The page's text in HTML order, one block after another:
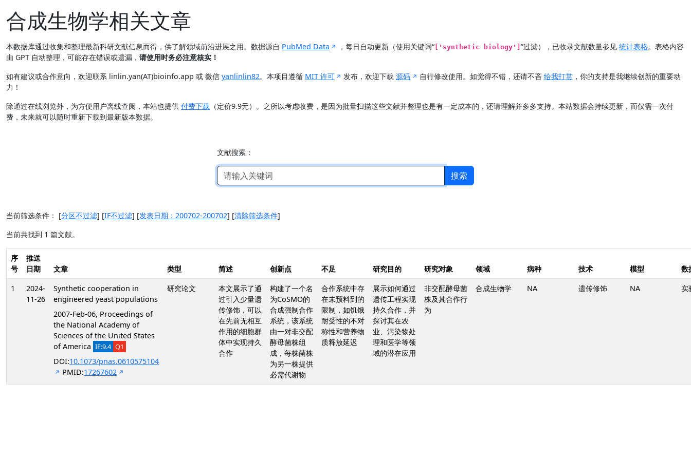
合成生物学相关文章
本数据库通过收集和整理最新科研文献信息而得，供了解领域前沿进展之用。数据源自 PubMed Data ，每日自动更新（使用关键词“ ['synthetic biology']”过滤），已收录文献数量参见统计表格。表格内容
由 GPT 自动整理，可能存在错误或遗漏， 请使用时务必注意核实！
如有建议或合作意向，欢迎联系 linlin.yan(AT)bioinfo.app 或 微信 yanlinlin82。本项目遵循 MIT 许可 发布，欢迎下载源码 自行修改使用。如觉得不错，还请不吝 给我打赏，你的支持是我继续创新的重要动
力！
除通过在线浏览外，为方便用户离线查阅，本站也提供 付费下载 （定价9.9元）。之所以考虑收费，是因为批量扫描这些文献并整理也是有一定成本的，还请理解并多多支持。本站数据会持续更新，而仅需一次付
费，未来就可以随时重新下载到最新版本数据。
文献搜索：
搜索
当前筛选条件： [分区不过滤] [IF不过滤] [发表日期：200702-200702] [清除筛选条件]
当前共找到 1 篇文献。
序
号
推送
日期
文章 类型 简述 创新点 不足 研究目的 研究对象 领域 病种 技术 模型
数
1
2024-
11-26
Synthetic cooperation in
engineered yeast populations
2007-Feb-06, Proceedings of
the National Academy of
Sciences of the United States
of America IF:9.4 Q1
DOI:10.1073/pnas.0610575104
PMID:17267602
研究论文
本文展示了通
过引入少量遗
传修饰，可以
在先前无相互
作用的细胞群
体中实现持久
合作
构建了一个名
为CoSMO的
合成强制合作
系统，该系统
由一对非交配
酵母菌株组
成，每株菌株
为另一株提供
必需代谢物
合作系统中存
在未预料到的
限制，如饥饿
耐受性的不对
称性和营养物
质释放延迟
展示如何通过
遗传工程实现
持久合作，并
探讨其在农
业、污染物处
理和医学等领
域的潜在应用
非交配酵母菌
株及其合作行
为
合成生物学 NA 遗传修饰 NA 实